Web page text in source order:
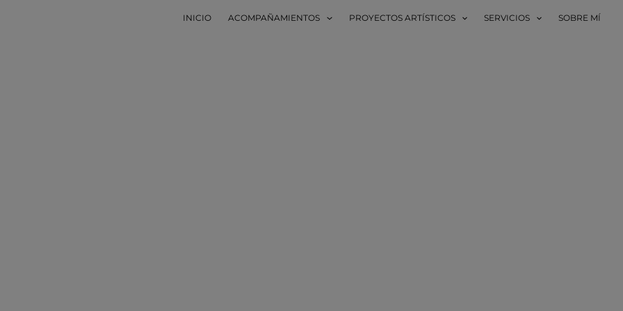
INICIO ACOMPAÑAMIENTOS PROYECTOS ARTÍSTICOS SERVICIOS SOBRE MÍ